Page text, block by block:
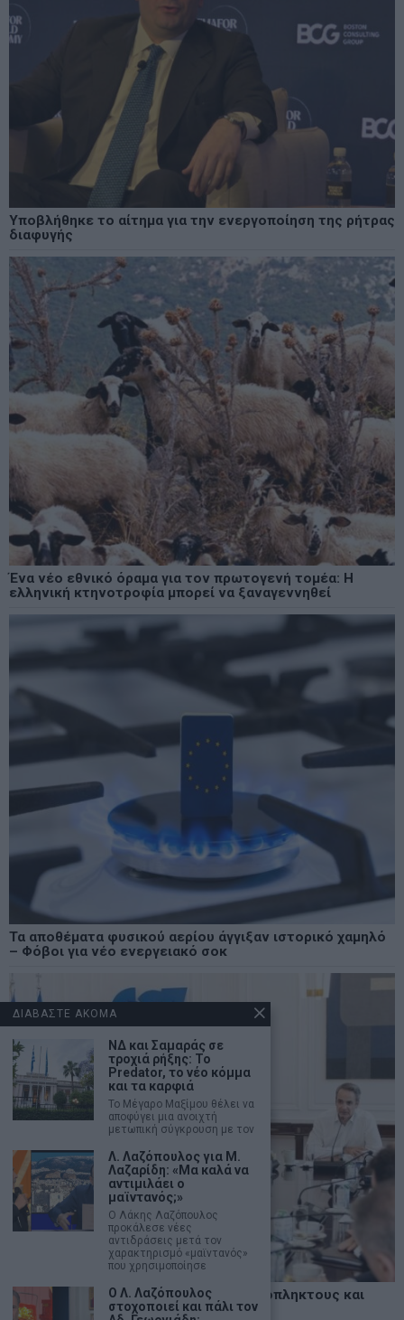
Υποβλήθηκε το αίτημα για την ενεργοποίηση της ρήτρας
διαφυγής
Ένα νέο εθνικό όραμα για τον πρωτογενή τομέα: Η
ελληνική κτηνοτροφία μπορεί να ξαναγεννηθεί
Τα αποθέματα φυσικού αερίου άγγιξαν ιστορικό χαμηλό
– Φόβοι για νέο ενεργειακό σοκ
Δυτική Αττική: Άμεση στήριξη σε πυρόπληκτους και
επιχειρήσεις
ΔΙΑΒΑΣΤΕ ΑΚΟΜΑ
ΝΔ και Σαμαράς σε
τροχιά ρήξης: Το
Predator, το νέο κόμμα
και τα καρφιά
Το Μέγαρο Μαξίμου θέλει να
αποφύγει μια ανοιχτή
μετωπική σύγκρουση με τον
Λ. Λαζόπουλος για Μ.
Λαζαρίδη: «Μα καλά να
αντιμιλάει ο
μαϊντανός;»
Ο Λάκης Λαζόπουλος
προκάλεσε νέες
αντιδράσεις μετά τον
χαρακτηρισμό «μαϊντανός»
που χρησιμοποίησε
Ο Λ. Λαζόπουλος
στοχοποιεί και πάλι τον